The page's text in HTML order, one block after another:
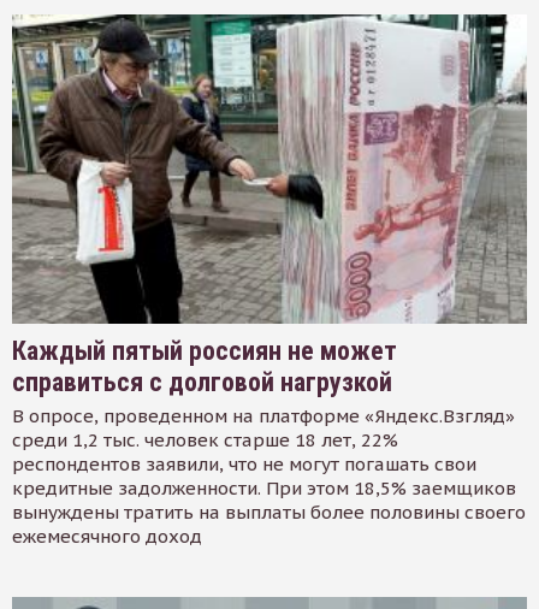
Каждый пятый россиян не может
справиться с долговой нагрузкой
В опросе, проведенном на платформе «Яндекс.Взгляд»
среди 1,2 тыс. человек старше 18 лет, 22%
респондентов заявили, что не могут погашать свои
кредитные задолженности. При этом 18,5% заемщиков
вынуждены тратить на выплаты более половины своего
ежемесячного доход